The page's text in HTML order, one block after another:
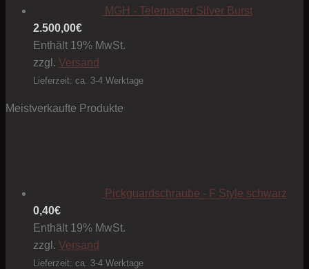
MGH - Telemaster Silver Burst
2.500,00€
Enthält 19% MwSt.
zzgl. Versand
Lieferzeit: ca. 3-4 Werktage
Meistverkaufte Produkte
Pickguardschraube - F Style schwarz
0,40€
Enthält 19% MwSt.
zzgl. Versand
Lieferzeit: ca. 3-4 Werktage